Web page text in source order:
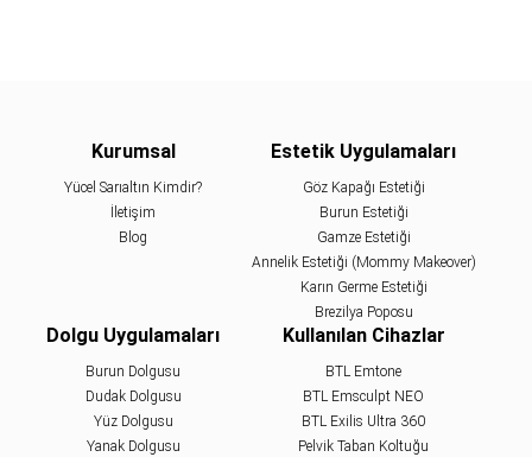
Kurumsal
Yücel Sarıaltın Kimdir?
İletişim
Blog
Estetik Uygulamaları
Göz Kapağı Estetiği
Burun Estetiği
Gamze Estetiği
Annelik Estetiği (Mommy Makeover)
Karın Germe Estetiği
Brezilya Poposu
Dolgu Uygulamaları
Burun Dolgusu
Dudak Dolgusu
Yüz Dolgusu
Yanak Dolgusu
Kullanılan Cihazlar
BTL Emtone
BTL Emsculpt NEO
BTL Exilis Ultra 360
Pelvik Taban Koltuğu